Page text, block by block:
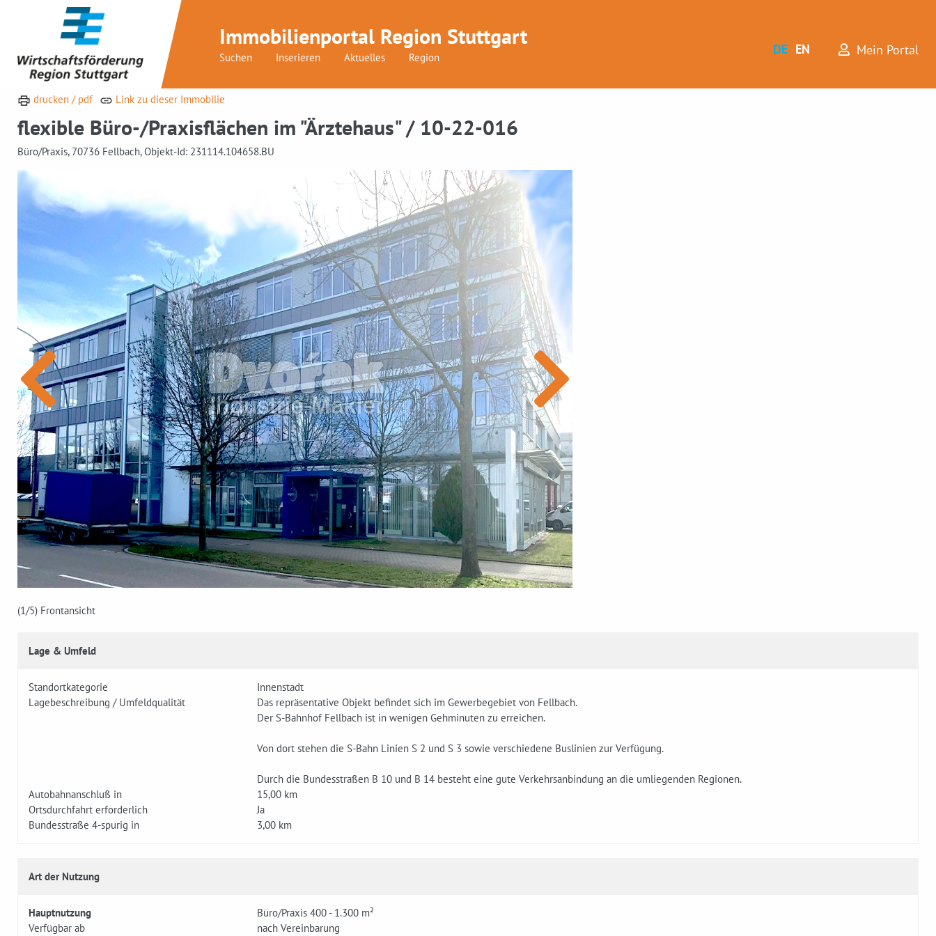
Immobilienportal Region Stuttgart
Suchen Inserieren Aktuelles Region
DE EN Mein Portal
drucken / pdf Link zu dieser Immobilie
flexible Büro-/Praxisflächen im "Ärztehaus" / 10-22-016
Büro/Praxis, 70736 Fellbach, Objekt-Id: 231114.104658.BU
(1/5) Frontansicht
Lage & Umfeld
Standortkategorie
Innenstadt
Lagebeschreibung / Umfeldqualität
Das repräsentative Objekt befindet sich im Gewerbegebiet von Fellbach.
Der S-Bahnhof Fellbach ist in wenigen Gehminuten zu erreichen.
Von dort stehen die S-Bahn Linien S 2 und S 3 sowie verschiedene Buslinien zur Verfügung.
Durch die Bundesstraßen B 10 und B 14 besteht eine gute Verkehrsanbindung an die umliegenden Regionen.
Autobahnanschluß in
15,00 km
Ortsdurchfahrt erforderlich
Ja
Bundesstraße 4-spurig in
3,00 km
Art der Nutzung
Hauptnutzung
Büro/Praxis 400 - 1.300 m²
Verfügbar ab
nach Vereinbarung